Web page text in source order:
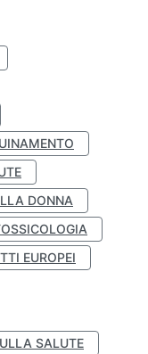
DONNA
EUROPEI
SALUTE